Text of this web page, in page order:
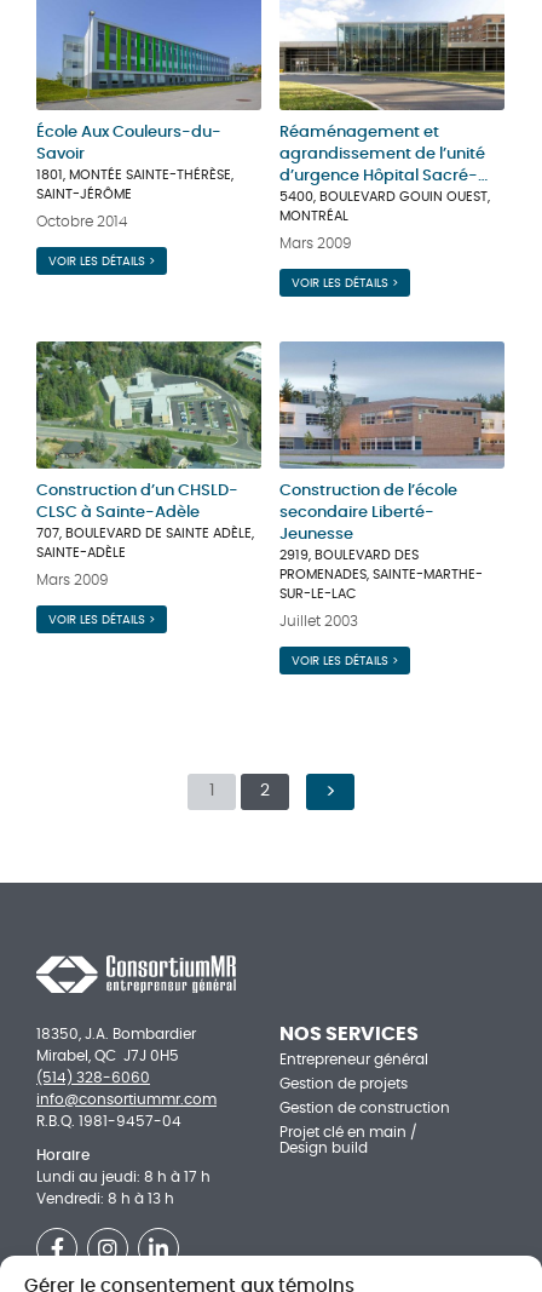
Gérer le consentement aux témoins
École Aux Couleurs-du-
Savoir
1801, MONTÉE SAINTE-THÉRÈSE,
SAINT-JÉRÔME
Octobre 2014
VOIR LES DÉTAILS >
Réaménagement et
agrandissement de l’unité
d’urgence Hôpital Sacré-
Cœur
5400, BOULEVARD GOUIN OUEST,
MONTRÉAL
Mars 2009
VOIR LES DÉTAILS >
Construction d’un CHSLD-
CLSC à Sainte-Adèle
707, BOULEVARD DE SAINTE ADÈLE,
SAINTE-ADÈLE
Mars 2009
VOIR LES DÉTAILS >
Construction de l’école
secondaire Liberté-
Jeunesse
2919, BOULEVARD DES
PROMENADES, SAINTE-MARTHE-
SUR-LE-LAC
Juillet 2003
VOIR LES DÉTAILS >
2
PAGE SUIVANTE
18350, J.A. Bombardier
Mirabel, QC J7J 0H5
(514) 328-6060
info@consortiummr.com
R.B.Q. 1981-9457-04
Horaire
Lundi au jeudi: 8 h à 17 h
Vendredi: 8 h à 13 h
Facebook
Instagram
LinkedIn
NOS SERVICES
Entrepreneur général
Gestion de projets
Gestion de construction
Projet clé en main /
Design build